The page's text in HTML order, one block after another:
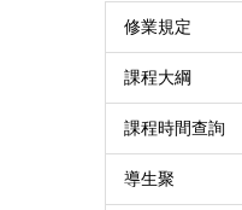
修業規定
課程大綱
課程時間查詢
導生聚